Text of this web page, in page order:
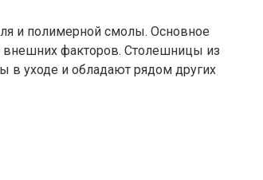
и полимерной смолы. Основное
внешних факторов. Столешницы из
в уходе и обладают рядом других